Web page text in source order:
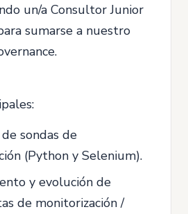
un/a Consultor Junior
sumarse a nuestro
sondas de
(Python y Selenium).
y evolución de
de monitorización /